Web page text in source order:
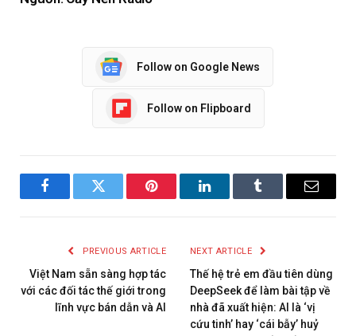
Follow on Google News
Follow on Flipboard
FacebookTwitter Pinterest LinkedInTumblr Email
PREVIOUS ARTICLE
Việt Nam sẵn sàng hợp tác
với các đối tác thế giới trong
lĩnh vực bán dẫn và AI
NEXT ARTICLE
Thế hệ trẻ em đầu tiên dùng
DeepSeek để làm bài tập về
nhà đã xuất hiện: AI là ‘vị
cứu tinh’ hay ‘cái bẫy’ huỷ